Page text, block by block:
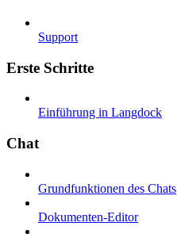
Support
Erste Schritte
Einführung in Langdock
Chat
Grundfunktionen des Chats
Dokumenten-Editor